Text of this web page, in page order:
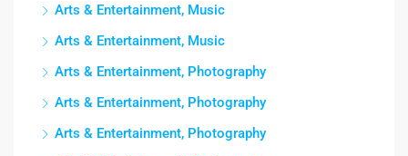
Arts & Entertainment, Music
Arts & Entertainment, Music
Arts & Entertainment, Photography
Arts & Entertainment, Photography
Arts & Entertainment, Photography